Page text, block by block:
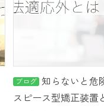
ブログ 知らないと危
スピース型矯正装置